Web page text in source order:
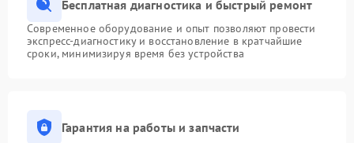
Бесплатная диагностика и быстрый ремонт
Современное оборудование и опыт позволяют провести
экспресс-диагностику и восстановление в кратчайшие
сроки, минимизируя время без устройства
Гарантия на работы и запчасти